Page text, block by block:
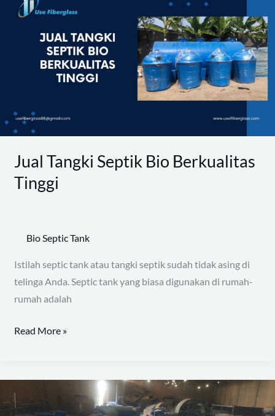
Jual Tangki Septik Bio Berkualitas
Tinggi
Bio Septic Tank
Istilah septic tank atau tangki septik sudah tidak asing di
telinga Anda. Septic tank yang biasa digunakan di rumah-
rumah adalah
Tangki
Berkualitas
Read More »
Kerja